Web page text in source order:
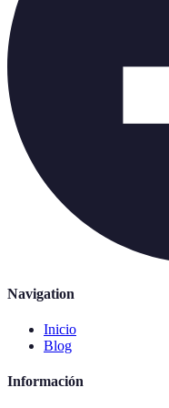
Navigation
Inicio
Blog
Información